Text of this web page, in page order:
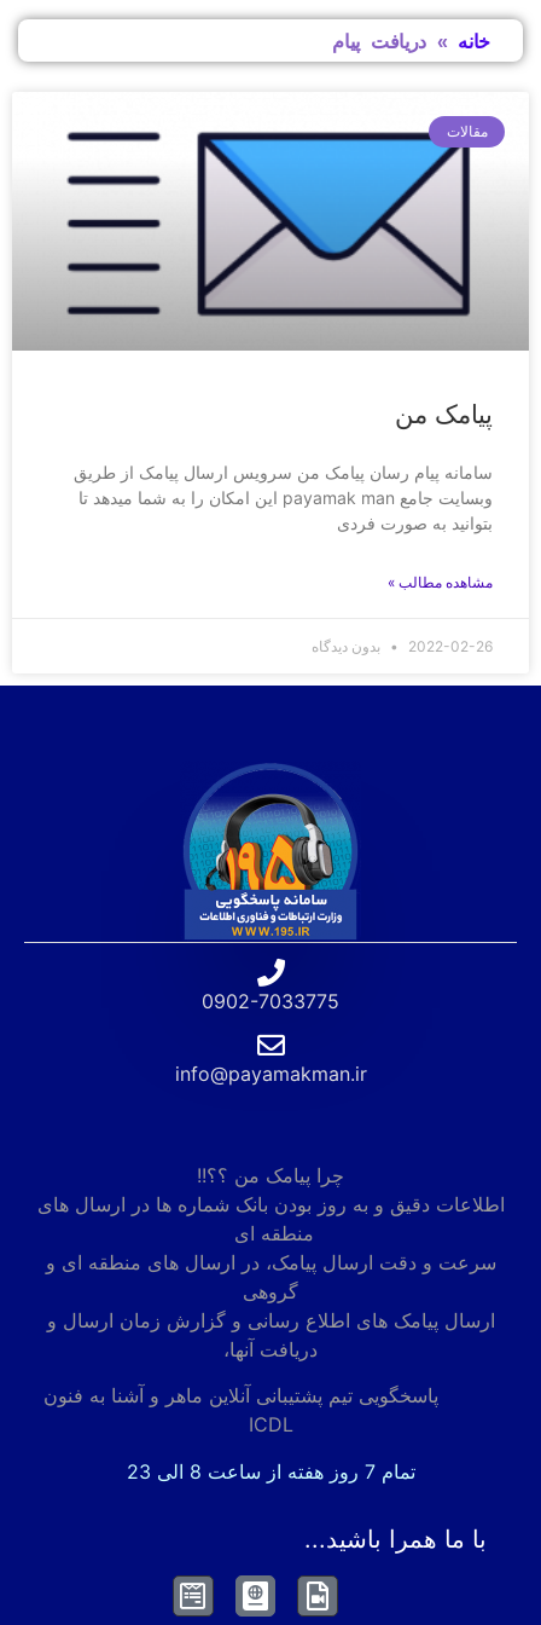
خانه » دریافت پیام
مقالات
پیامک من
سامانه پیام رسان پیامک من سرویس ارسال پیامک از طریق
وبسایت جامع payamak man این امکان را به شما میدهد تا
بتوانید به صورت فردی
مشاهده مطالب »
2022-02-26 بدون دیدگاه
0902-7033775
info@payamakman.ir
چرا پیامک من ؟؟!!
اطلاعات دقیق و به روز بودن بانک شماره ها در ارسال های
منطقه ای
سرعت و دقت ارسال پیامک، در ارسال های منطقه ای و
گروهی
ارسال پیامک های اطلاع رسانی و گزارش زمان ارسال و
دریافت آنها،
پاسخگویی تیم پشتیبانی آنلاین ماهر و آشنا به فنون
ICDL
تمام 7 روز هفته از ساعت 8 الی 23
با ما همرا باشید...